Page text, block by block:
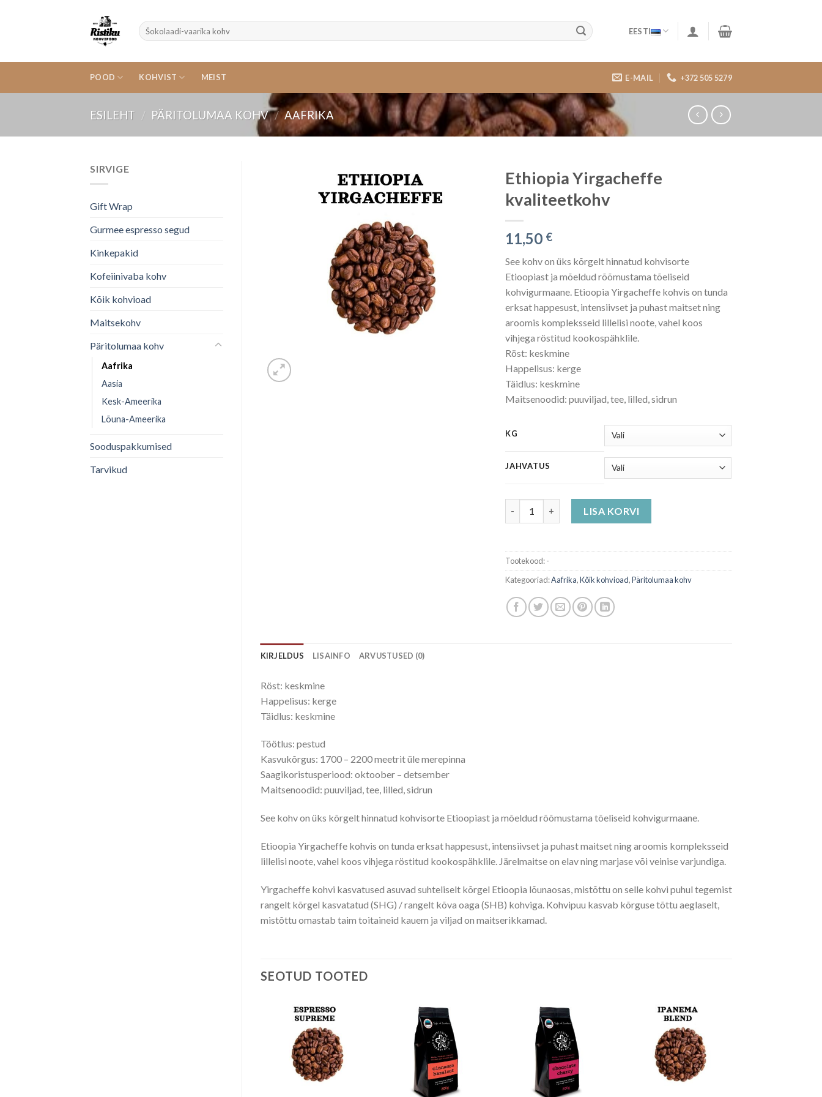
Otsi:
EESTI
POOD KOHVIST MEIST E-MAIL +372 505 5279
ESILEHT / PÄRITOLUMAA KOHV / AAFRIKA
SIRVIGE
Gift Wrap
Gurmee espresso segud
Kinkepakid
Kofeiinivaba kohv
Kõik kohvioad
Maitsekohv
Päritolumaa kohv
Aafrika
Aasia
Kesk-Ameerika
Lõuna-Ameerika
Sooduspakkumised
Tarvikud
Ethiopia Yirgacheffe
kvaliteetkohv
11,50 €
See kohv on üks kõrgelt hinnatud kohvisorte
Etioopiast ja mõeldud rõõmustama tõeliseid
kohvigurmaane. Etioopia Yirgacheffe kohvis on tunda
erksat happesust, intensiivset ja puhast maitset ning
aroomis kompleksseid lillelisi noote, vahel koos
vihjega röstitud kookospähklile.
Röst: keskmine
Happelisus: kerge
Täidlus: keskmine
Maitsenoodid: puuviljad, tee, lilled, sidrun
KG
JAHVATUS
LISA KORVI
Tootekood:-
Kategooriad:Aafrika,Kõik kohvioad,Päritolumaa kohv
KIRJELDUS LISAINFO ARVUSTUSED (0)
Röst: keskmine
Happelisus: kerge
Täidlus: keskmine
Töötlus: pestud
Kasvukõrgus: 1700 – 2200 meetrit üle merepinna
Saagikoristusperiood: oktoober – detsember
Maitsenoodid: puuviljad, tee, lilled, sidrun
See kohv on üks kõrgelt hinnatud kohvisorte Etioopiast ja mõeldud rõõmustama tõeliseid kohvigurmaane.
Etioopia Yirgacheffe kohvis on tunda erksat happesust, intensiivset ja puhast maitset ning aroomis kompleksseid
lillelisi noote, vahel koos vihjega röstitud kookospähklile. Järelmaitse on elav ning marjase või veinise varjundiga.
Yirgacheffe kohvi kasvatused asuvad suhteliselt kõrgel Etioopia lõunaosas, mistõttu on selle kohvi puhul tegemist
rangelt kõrgel kasvatatud (SHG) / rangelt kõva oaga (SHB) kohviga. Kohvipuu kasvab kõrguse tõttu aeglaselt,
mistõttu omastab taim toitaineid kauem ja viljad on maitserikkamad.
SEOTUD TOOTED